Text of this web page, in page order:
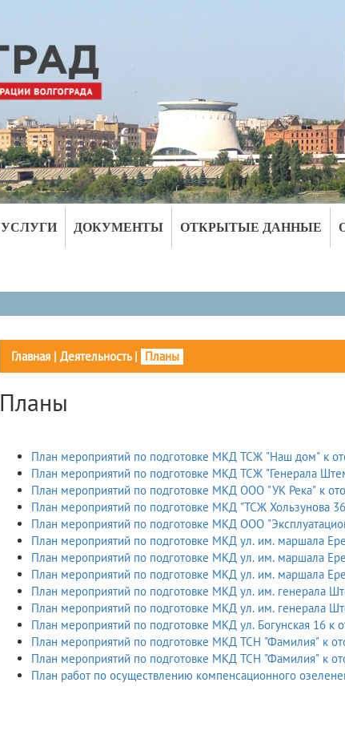
УСЛУГИ ДОКУМЕНТЫ ОТКРЫТЫЕ ДАННЫЕ
Главная| Деятельность| Планы
Планы
План мероприятий по подготовке МКД ТСЖ "Наш дом" к
План мероприятий по подготовке МКД ТСЖ "Генерала
План мероприятий по подготовке МКД ООО "УК Река" к
План мероприятий по подготовке МКД "ТСЖ Хользунова
План мероприятий по подготовке МКД ООО
План мероприятий по подготовке МКД ул. им. маршала
План мероприятий по подготовке МКД ул. им. маршала
План мероприятий по подготовке МКД ул. им. маршала
План мероприятий по подготовке МКД ул. им. генерала
План мероприятий по подготовке МКД ул. им. генерала
План мероприятий по подготовке МКД ул. Богунская 16 к
План мероприятий по подготовке МКД ТСН "Фамилия" к
План мероприятий по подготовке МКД ТСН "Фамилия" к
План работ по осуществлению компенсационного